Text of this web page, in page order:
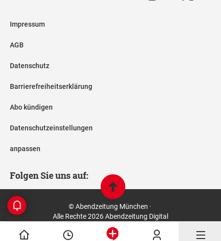
Impressum
AGB
Datenschutz
Barrierefreiheitserklärung
Abo kündigen
Datenschutzeinstellungen
anpassen
Folgen Sie uns auf:
© Abendzeitung München ·
Alle Rechte 2026 Abendzeitung Digital